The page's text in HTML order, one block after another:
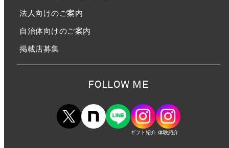
法人向けのご案内
自治体向けのご案内
掲載店募集
FOLLOW ME
ギフト紹介 体験紹介